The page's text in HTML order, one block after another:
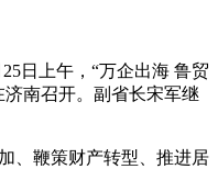
日上午，“万企出海 鲁贸
南召开。副省长宋军继
鞭策财产转型、推进居